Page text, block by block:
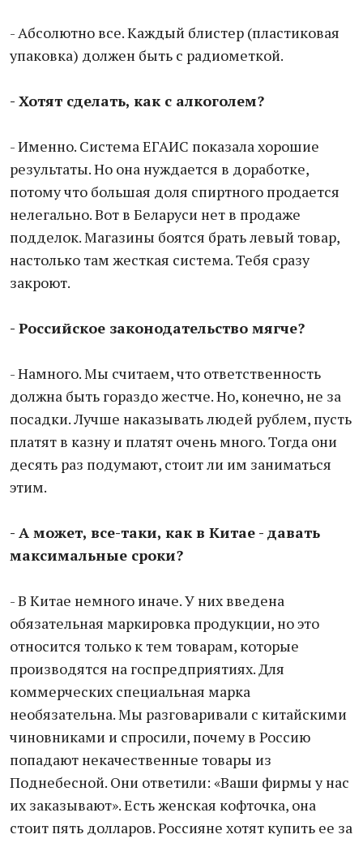
- Абсолютно все. Каждый блистер (пластиковая
упаковка) должен быть с радиометкой.
- Хотят сделать, как с алкоголем?
- Именно. Система ЕГАИС показала хорошие
результаты. Но она нуждается в доработке,
потому что большая доля спиртного продается
нелегально. Вот в Беларуси нет в продаже
подделок. Магазины боятся брать левый товар,
настолько там жесткая система. Тебя сразу
закроют.
- Российское законодательство мягче?
- Намного. Мы считаем, что ответственность
должна быть гораздо жестче. Но, конечно, не за
посадки. Лучше наказывать людей рублем, пусть
платят в казну и платят очень много. Тогда они
десять раз подумают, стоит ли им заниматься
этим.
- А может, все-таки, как в Китае - давать
максимальные сроки?
- В Китае немного иначе. У них введена
обязательная маркировка продукции, но это
относится только к тем товарам, которые
производятся на госпредприятиях. Для
коммерческих специальная марка
необязательна. Мы разговаривали с китайскими
чиновниками и спросили, почему в Россию
попадают некачественные товары из
Поднебесной. Они ответили: «Ваши фирмы у нас
их заказывают». Есть женская кофточка, она
стоит пять долларов. Россияне хотят купить ее за